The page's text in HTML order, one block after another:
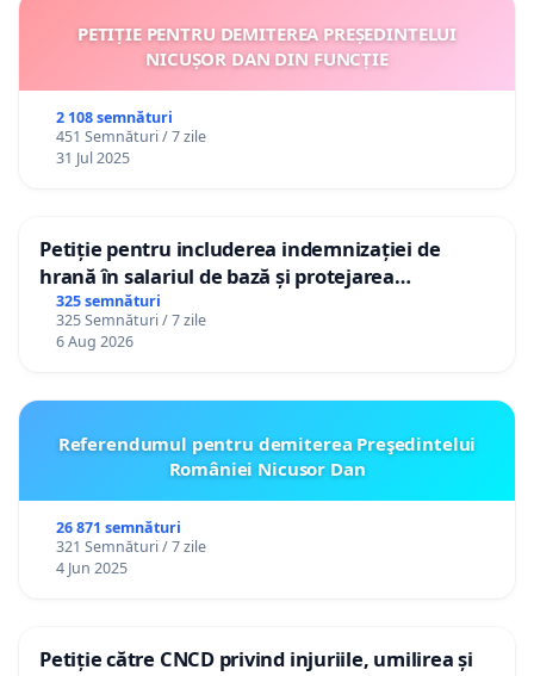
PETIȚIE PENTRU DEMITEREA PREȘEDINTELUI
NICUȘOR DAN DIN FUNCȚIE
2 108 semnături
451 Semnături / 7 zile
31 Jul 2025
Petiție pentru includerea indemnizației de
hrană în salariul de bază și protejarea
gradațiilor de vechime pentru asistenții
personali
325 semnături
325 Semnături / 7 zile
6 Aug 2026
Referendumul pentru demiterea Preşedintelui
României Nicusor Dan
26 871 semnături
321 Semnături / 7 zile
4 Jun 2025
Petiție către CNCD privind injuriile, umilirea și